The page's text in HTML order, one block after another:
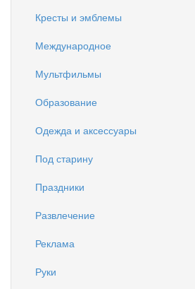
Кресты и эмблемы
Международное
Мультфильмы
Образование
Одежда и аксессуары
Под старину
Праздники
Развлечение
Реклама
Руки